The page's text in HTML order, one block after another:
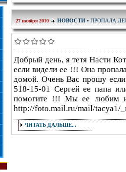
27 ноября 2010 НОВОСТИ • ПРОПАЛА
Добрый день, я тетя Насти
если видели ее !!! Она
домой. Очень Вас прошу
518-15-01 Сергей ее папа
помогите !!! Мы ее любим
http://foto.mail.ru/mail/tacya1/
ЧИТАТЬ ДАЛЬШЕ...